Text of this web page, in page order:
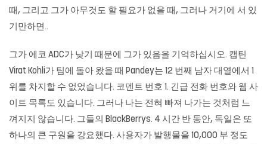
때, 그리고 그가 아무것도 할 필요가 없을 때, 그러나 거기에 서 있
기만하면..
그가 에코 ADC가 낮기 때문에 그가 있음을 기억하십시오. 캡틴
Virat Kohli가 팀에 돌아 왔을 때 Pandey는 12 번째 남자 대열에서 1
위를 차지할 수 없었습니다. 코멘트 번호 1. 긴급 전화 번호와 웹 사
이트 목록도 있습니다. 그러나 나는 전혀 빠져 나가는 것처럼 느
껴지지 않습니다. 그들의 BlackBerrys. 4 시간 반 동안, 독일은 또
하나의 큰 구원을 강요했다. 사용자가 발행물을 10,000 부 정도